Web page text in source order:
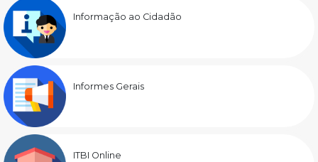
Informação ao Cidadão
Informes Gerais
ITBI Online